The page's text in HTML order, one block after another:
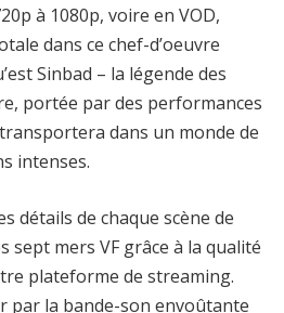
à 1080p, voire en VOD,
dans ce chef-d’oeuvre
Sinbad – la légende des
portée par des performances
dans un monde de
intenses.
détails de chaque scène de
sept mers VF grâce à la qualité
plateforme de streaming.
par la bande-son envoûtante